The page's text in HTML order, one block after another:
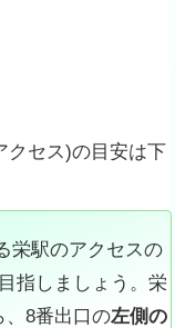
クセス)の目安は下
栄駅のアクセスの
指しましょう。栄
、8番出口の左側の